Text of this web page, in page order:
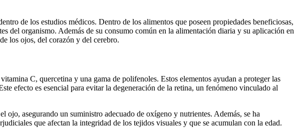
de los estudios médicos. Dentro de los alimentos que poseen propiedades beneficiosas,
del organismo. Además de su consumo común en la alimentación diaria y su aplicación en
los ojos, del corazón y del cerebro.
C, quercetina y una gama de polifenoles. Estos elementos ayudan a proteger las
efecto es esencial para evitar la degeneración de la retina, un fenómeno vinculado al
ojo, asegurando un suministro adecuado de oxígeno y nutrientes. Además, se ha
que afectan la integridad de los tejidos visuales y que se acumulan con la edad.